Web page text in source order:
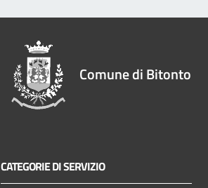
Comune di Bitonto
CATEGORIE DI SERVIZIO